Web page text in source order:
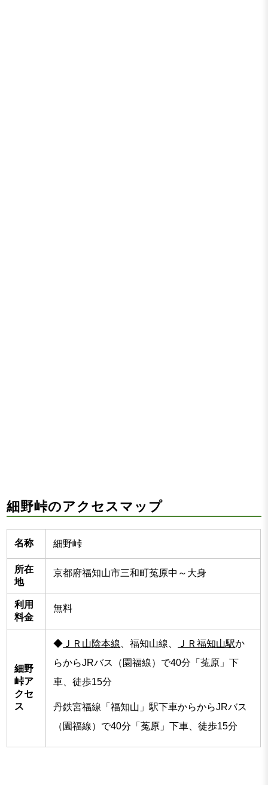
細野峠のアクセスマップ
名称 細野峠
所在
地
京都府福知山市三和町菟原中～大身
利用
料金
無料
細野
峠ア
クセ
ス
◆ ＪＲ山陰本線、福知山線、 ＪＲ福知山駅か
らからJRバス（園福線）で40分「菟原」下
車、徒歩15分
丹鉄宮福線「福知山」駅下車からからJRバス
（園福線）で40分「菟原」下車、徒歩15分